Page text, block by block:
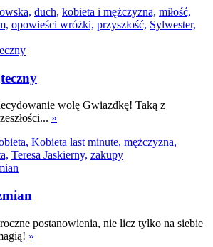
duch, kobieta i mężczyzna, miłość,
opowieści wróżki, przyszłość, Sylwester,
wolę Gwiazdkę! Taką z
»
Kobieta last minute, mężczyzna,
Teresa Jaskierny, zakupy
postanowienia, nie licz tylko na siebie
»